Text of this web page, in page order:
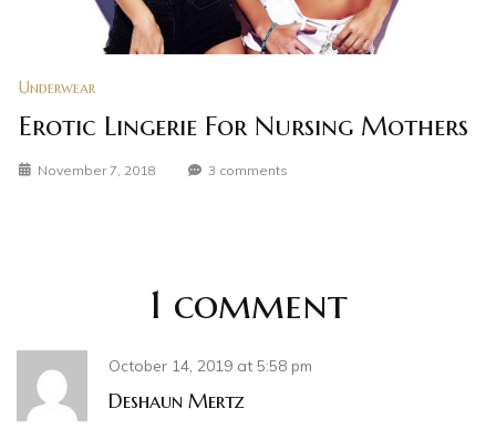
Underwear
Erotic Lingerie For Nursing Mothers
November 7, 2018 3 comments
1 comment
October 14, 2019 at 5:58 pm
Deshaun Mertz